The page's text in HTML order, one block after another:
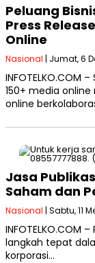
Peluang
Press
Online
Nasional | Jumat, 6
150+ media
online
Jasa
Saham dan
Nasional | Sabtu, 11
INFOTELKO.COM
langkah tepat
korporasi…